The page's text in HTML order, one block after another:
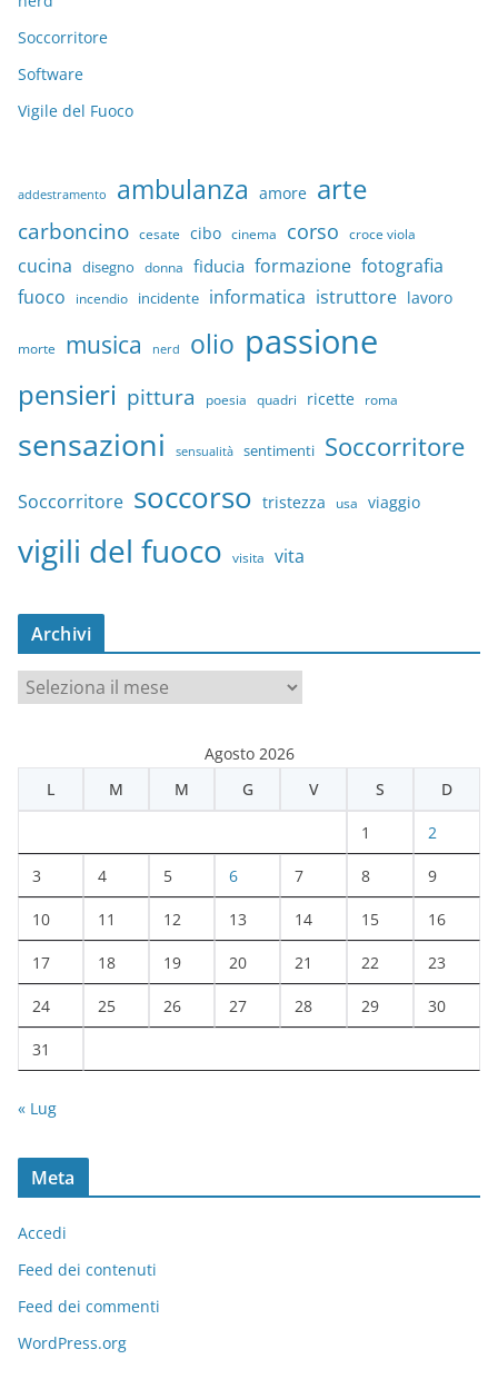
Soccorritore
Software
Vigile del Fuoco
addestramento ambulanza amore arte
carboncino cesate cibo cinema corso croce viola
cucina disegno donna fiducia formazione fotografia
fuoco
incendio incidente informatica istruttore lavoro
morte musica nerd olio passione
pensieri pittura poesia quadri ricette roma
sensazioni sensualità sentimenti Soccorritore
Soccorritore soccorso tristezza usa viaggio
vigili del fuoco visita vita
Archivi
r
h
i
Agosto 2026
L
M M G V S D
1 2
3 4 5 6 7 8 9
10 11 12 13 14 15 16
17 18 19 20 21 22 23
24 25 26 27 28 29 30
31
« Lug
Meta
Accedi
Feed dei contenuti
Feed dei commenti
WordPress.org